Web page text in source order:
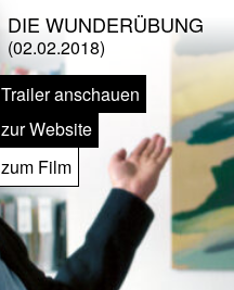
DIE WUNDERÜBUNG
(02.02.2018)
Trailer anschauen
zur Website
zum Film